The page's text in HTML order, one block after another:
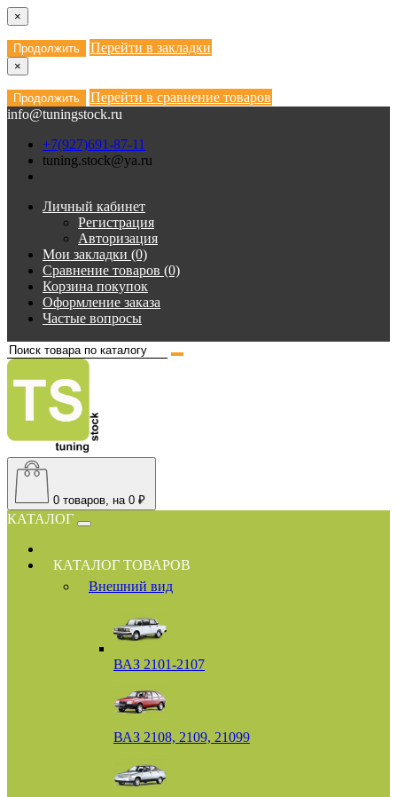
×
Продолжить Перейти в закладки
×
Продолжить
Перейти в сравнение товаров
info@tuningstock.ru
+7(927)691-87-11
tuning.stock@ya.ru
Личный кабинет
Регистрация
Авторизация
Мои закладки (0)
Сравнение товаров (0)
Корзина покупок
Оформление заказа
Частые вопросы
0 товаров, на 0 ₽
КАТАЛОГ
КАТАЛОГ ТОВАРОВ
Внешний вид
ВАЗ 2101-2107
ВАЗ 2108, 2109, 21099